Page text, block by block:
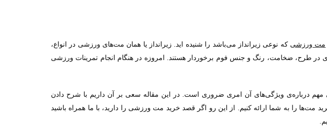
مت ورزشی که نوعی زیرانداز می‌باشد را شنیده اید. زیرانداز یا همان مت‌های ورزشی در انواع،
در طرح، ضخامت، رنگ و جنس فوم برخوردار هستند. امروزه در هنگام انجام تمرینات ورزشی
مهم درباره‌ی ویژگی‌های آن امری ضروری است. در این مقاله سعی بر آن داریم با شرح دادن
مت‌ها را به شما ارائه کنیم. از این رو اگر قصد خرید مت ورزشی را دارید، با ما همراه باشید
.